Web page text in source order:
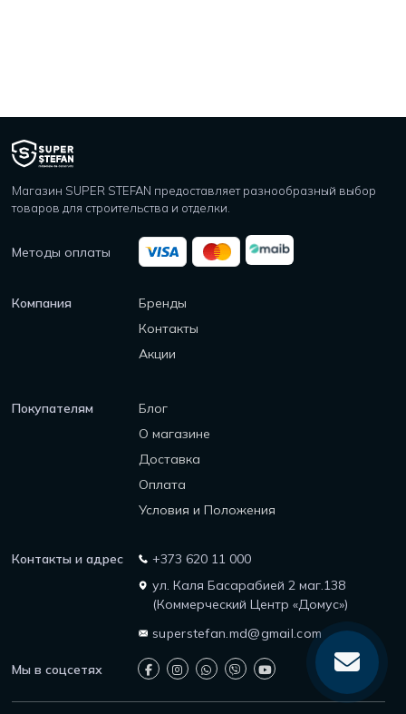
Магазин SUPER STEFAN предоставляет разнообразный выбор
товаров для строительства и отделки.
Методы оплаты
Компания
Бренды
Контакты
Акции
Покупателям
Блог
О магазине
Доставка
Оплата
Условия и Положения
Контакты и адрес
+373 620 11 000
ул. Каля Басарабией 2 маг.138
(Коммерческий Центр «Домус»)
superstefan.md@gmail.com
Мы в соцсетях